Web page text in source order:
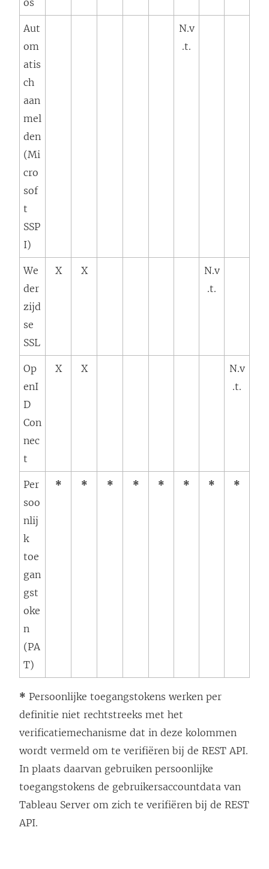
Aut
om
atis
ch
aan
mel
den
(Mi
cro
sof
t
SSP
I)
N.v
.t.
We
der
zijd
se
SSL
X X
N.v
.t.
Op
enI
D
Con
nec
t
X X
N.v
.t.
Per
soo
nlij
k
toe
gan
gst
oke
n
(PA
T)
* * * * * * * *
* Persoonlijke toegangstokens werken per
definitie niet rechtstreeks met het
verificatiemechanisme dat in deze kolommen
wordt vermeld om te verifiëren bij de REST API.
In plaats daarvan gebruiken persoonlijke
toegangstokens de gebruikersaccountdata van
Tableau Server om zich te verifiëren bij de REST
API.